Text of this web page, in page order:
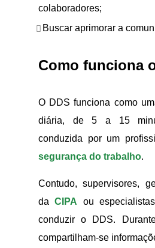
colaboradores;
Buscar aprimorar a
Como funciona
O DDS funciona como
diária, de 5 a 15
conduzida por um
segurança do trabalho.
Contudo, supervisores,
daCIPA ou
conduzir o DDS.
compartilham-se